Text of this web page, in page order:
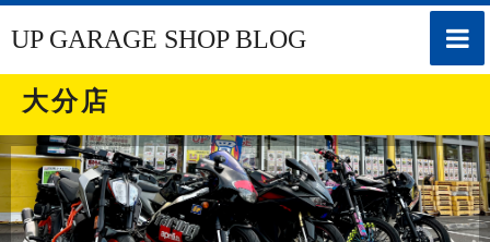
toggle
UP GARAGE SHOP BLOG
大分店